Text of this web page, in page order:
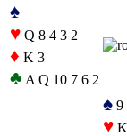
♠
♥ Q 8 4 3 2
♦ K 3
♣ A Q 10 7 6 2
♠ 9
♥